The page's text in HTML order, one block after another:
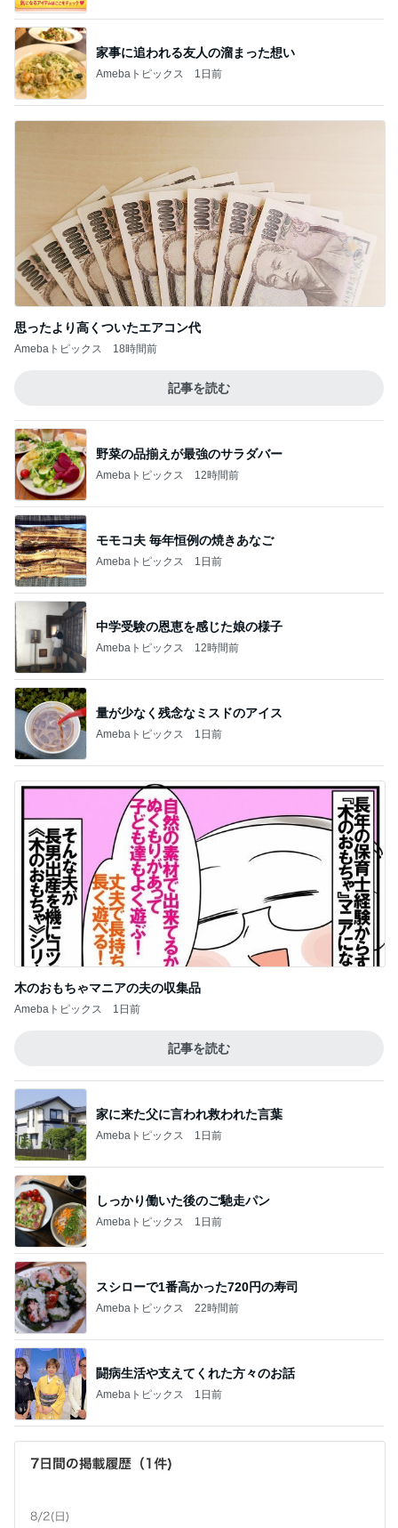
家事に追われる友人の溜まった想い
Amebaトピックス 1日前
思ったより高くついたエアコン代
Amebaトピックス 18時間前
記事を読む
野菜の品揃えが最強のサラダバー
Amebaトピックス 12時間前
モモコ夫 毎年恒例の焼きあなご
Amebaトピックス 1日前
中学受験の恩恵を感じた娘の様子
Amebaトピックス 12時間前
量が少なく残念なミスドのアイス
Amebaトピックス 1日前
木のおもちゃマニアの夫の収集品
Amebaトピックス 1日前
記事を読む
家に来た父に言われ救われた言葉
Amebaトピックス 1日前
しっかり働いた後のご馳走パン
Amebaトピックス 1日前
スシローで1番高かった720円の寿司
Amebaトピックス 22時間前
闘病生活や支えてくれた方々のお話
Amebaトピックス 1日前